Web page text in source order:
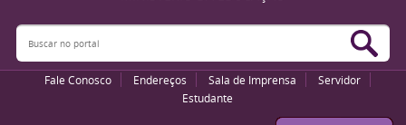
Buscar no portal
Fale Conosco Endereços Sala de Imprensa
Servidor
Estudante